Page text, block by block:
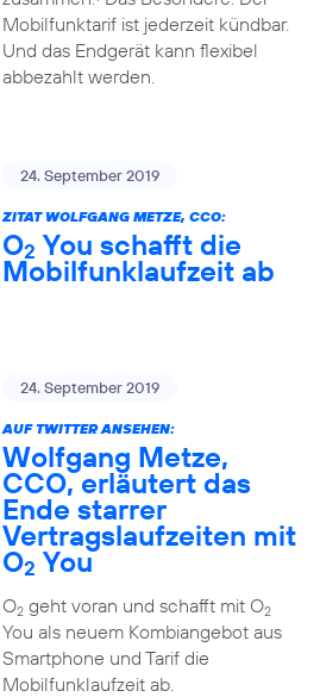
Mobilfunktarif ist jederzeit kündbar.
Und das Endgerät kann flexibel
abbezahlt werden.
24. September 2019
ZITAT WOLFGANG METZE, CCO:
O2 You schafft die
Mobilfunklaufzeit ab
24. September 2019
AUF TWITTER ANSEHEN:
Wolfgang Metze,
CCO, erläutert das
Ende starrer
Vertragslaufzeiten mit
O2 You
O2geht voran und schafft mit O2
You als neuem Kombiangebot aus
Smartphone und Tarif die
Mobilfunklaufzeit ab.